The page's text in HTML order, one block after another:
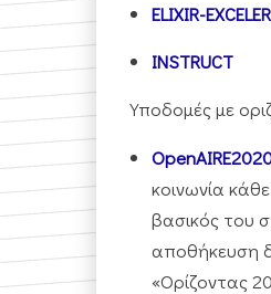
ELIXIR-
INSTRUCT
Υποδομές με
κοινωνία
βασικός του
αποθήκευση
«Ορίζοντας